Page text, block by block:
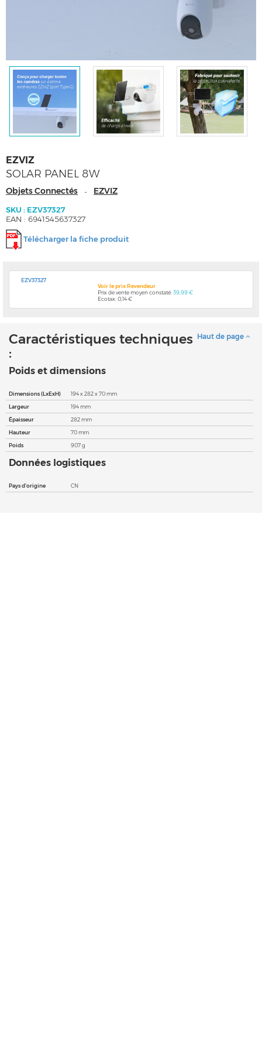
EZVIZ
SOLAR PANEL 8W
Objets Connectés - EZVIZ
SKU : EZV37327
EAN : 6941545637327
Télécharger la fiche produit
EZV37327
Voir le prix Revendeur
Prix de vente moyen constaté:39,99 €
Ecotax: 0,14 €
Haut de page
Caractéristiques techniques
:
Poids et dimensions
Dimensions (LxExH)
194 x 282 x 70 mm
Largeur
194 mm
Épaisseur
282 mm
Hauteur
70 mm
Poids
907 g
Données logistiques
Pays d'origine CN